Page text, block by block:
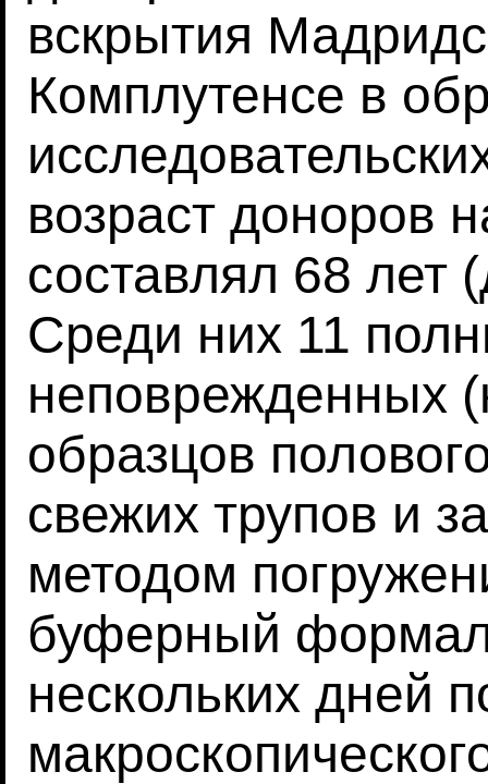
вскрытия
Комплутенсе в
возраст доноров
составлял 68 лет
Среди них 11
неповрежденных
образцов
свежих трупов и
методом
буферный
нескольких дней